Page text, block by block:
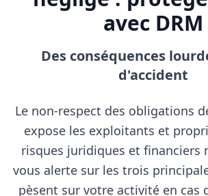
avec DRM
Des conséquences
d'accident
Le non-respect des obligations
expose les exploitants et
risques juridiques et financiers
vous alerte sur les trois
pèsent sur votre activité en cas